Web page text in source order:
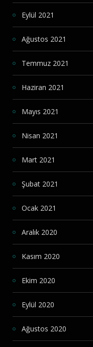
Eylül 2021
Ağustos 2021
Temmuz 2021
Haziran 2021
Mayıs 2021
Nisan 2021
Mart 2021
Şubat 2021
Ocak 2021
Aralık 2020
Kasım 2020
Ekim 2020
Eylül 2020
Ağustos 2020